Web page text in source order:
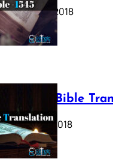
October 17, 2018
Webster Bible
October 11, 2018